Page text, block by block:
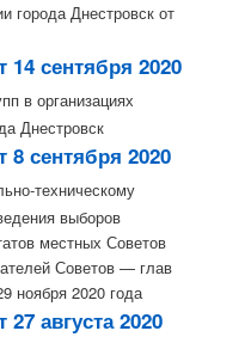
города Днестровск от
сентября 2020
в организациях
Днестровск
сентября 2020
техническому
выборов
местных Советов
Советов — глав
ноября 2020 года
августа 2020